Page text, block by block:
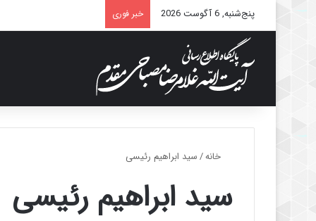
پنج‌شنبه, 6 آگوست 2026 خبر فوری
خانه/سید ابراهیم رئیسی
سید ابراهیم رئیسی